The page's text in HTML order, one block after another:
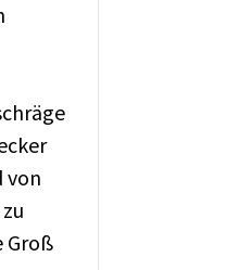
von
Groß